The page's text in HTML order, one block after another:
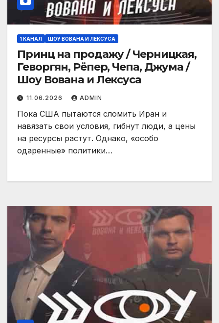
1 КАНАЛ ШОУ ВОВАНА И ЛЕКСУСА
Принц на продажу / Черницкая,
Геворгян, Рёпер, Чепа, Джума /
Шоу Вована и Лексуса
11.06.2026 ADMIN
Пока США пытаются сломить Иран и
навязать свои условия, гибнут люди, а цены
на ресурсы растут. Однако, «особо
одаренные» политики…